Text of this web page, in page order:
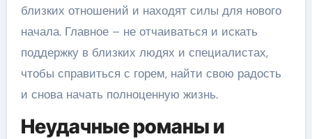
близких отношений и находят силы для нового
начала. Главное – не отчаиваться и искать
поддержку в близких людях и специалистах,
чтобы справиться с горем, найти свою радость
и снова начать полноценную жизнь.
Неудачные романы и